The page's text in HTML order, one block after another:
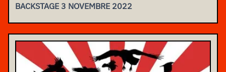
BACKSTAGE 3 NOVEMBRE 2022